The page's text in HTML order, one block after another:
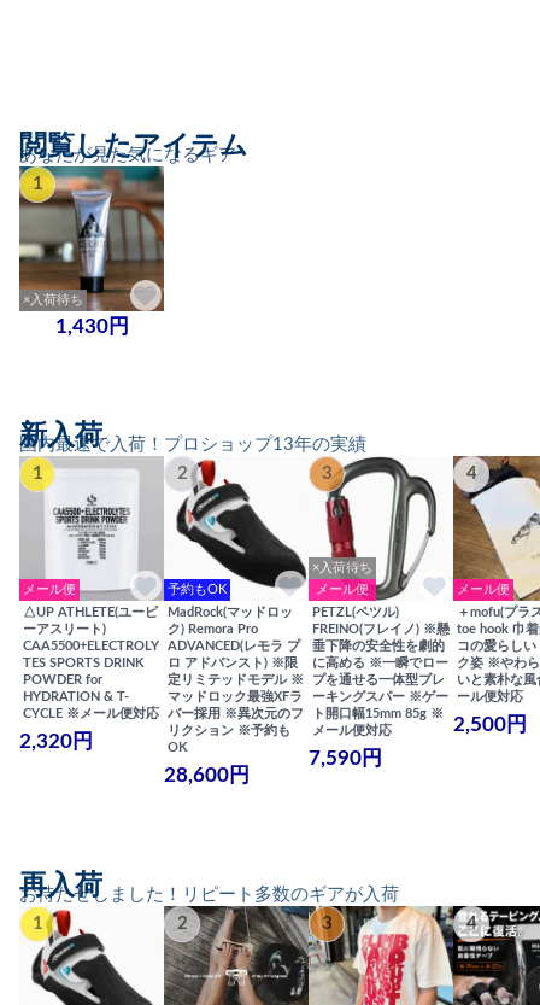
あなたが見た気になるギア
閲覧したアイテム
1
×入荷待ち
1,430円
国内最速で入荷！プロショップ13年の実績
新入荷
1
メール便
△UP ATHLETE(ユーピ
ーアスリート)
CAA5500+ELECTROLY
TES SPORTS DRINK
POWDER for
HYDRATION & T-
CYCLE ※メール便対応
2,320円
2
予約もOK
MadRock(マッドロッ
ク) Remora Pro
ADVANCED(レモラ プ
ロ アドバンスト) ※限
定リミテッドモデル ※
マッドロック最強XFラ
バー採用 ※異次元のフ
リクション ※予約も
OK
28,600円
3
×入荷待ち
メール便
PETZL(ペツル)
FREINO(フレイノ) ※懸
垂下降の安全性を劇的
に高める ※一瞬でロー
プを通せる一体型ブレ
ーキングスパー ※ゲー
ト開口幅15mm 85g ※
メール便対応
7,590円
4
メール便
＋mofu(プラ
toe hook 巾
コの愛らしい
ク姿 ※やわ
いと素朴な
ール便対応
2,500円
お待たせしました！リピート多数のギアが入荷
再入荷
1 2 3 4